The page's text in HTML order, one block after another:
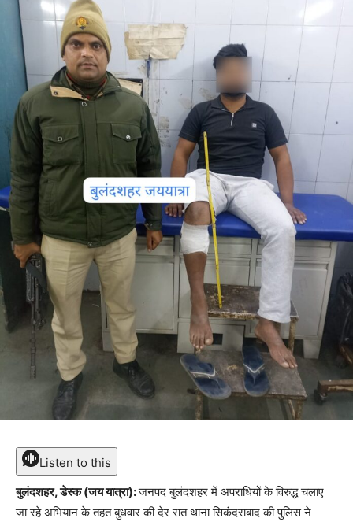
Listen to this
बुलंदशहर, डेस्क (जय यात्रा):जनपद बुलंदशहर में अपराधियों के विरुद्ध चलाए
जा रहे अभियान के तहत बुधवार की देर रात थाना सिकंदराबाद की पुलिस ने